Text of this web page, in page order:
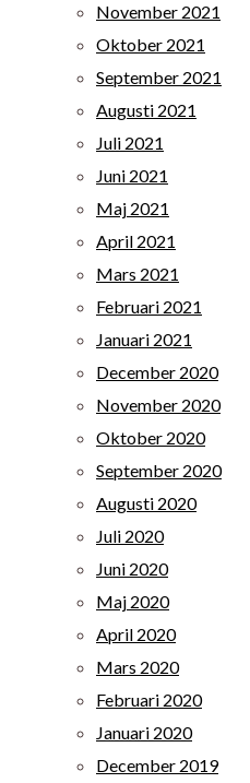
November 2021
Oktober 2021
September 2021
Augusti 2021
Juli 2021
Juni 2021
Maj 2021
April 2021
Mars 2021
Februari 2021
Januari 2021
December 2020
November 2020
Oktober 2020
September 2020
Augusti 2020
Juli 2020
Juni 2020
Maj 2020
April 2020
Mars 2020
Februari 2020
Januari 2020
December 2019